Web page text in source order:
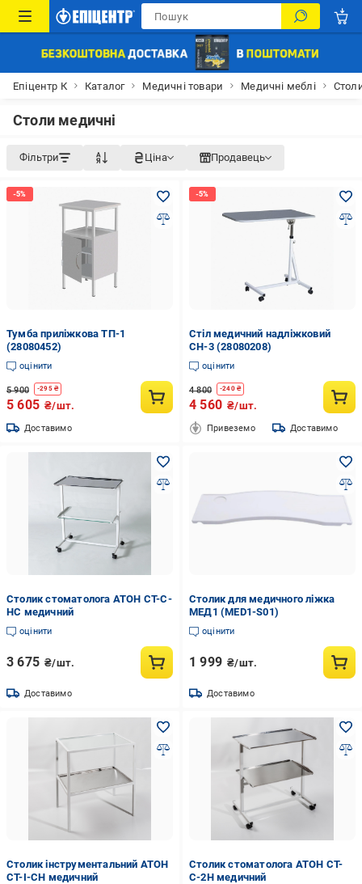
Епіцентр К Каталог Медичні товари Медичні меблі
Столи медичні
Фільтри Ціна Продавець
Тумба приліжкова ТП-1
(28080452)
оцінити
5 900 -295₴
5 605 ₴/шт.
Доставимо
Стіл медичний надліжковий
СН-3 (28080208)
оцінити
4 800 -240₴
4 560 ₴/шт.
Привеземо Доставимо
Столик стоматолога АТОН СТ-С-
НС медичний
оцінити
3 675 ₴/шт.
Доставимо
Столик для медичного ліжка
МЕД1 (MED1-S01)
оцінити
1 999 ₴/шт.
Доставимо
Столик інструментальний АТОН
СТ-І-СН медичний
Столик стоматолога АТОН СТ-
С-2Н медичний